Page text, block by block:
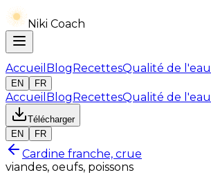
Niki Coach
Accueil BlogRecettesQualité de l'eau
EN
FR
Accueil BlogRecettesQualité de l'eau
Télécharger
EN
FR
Cardine franche, crue
viandes, oeufs, poissons